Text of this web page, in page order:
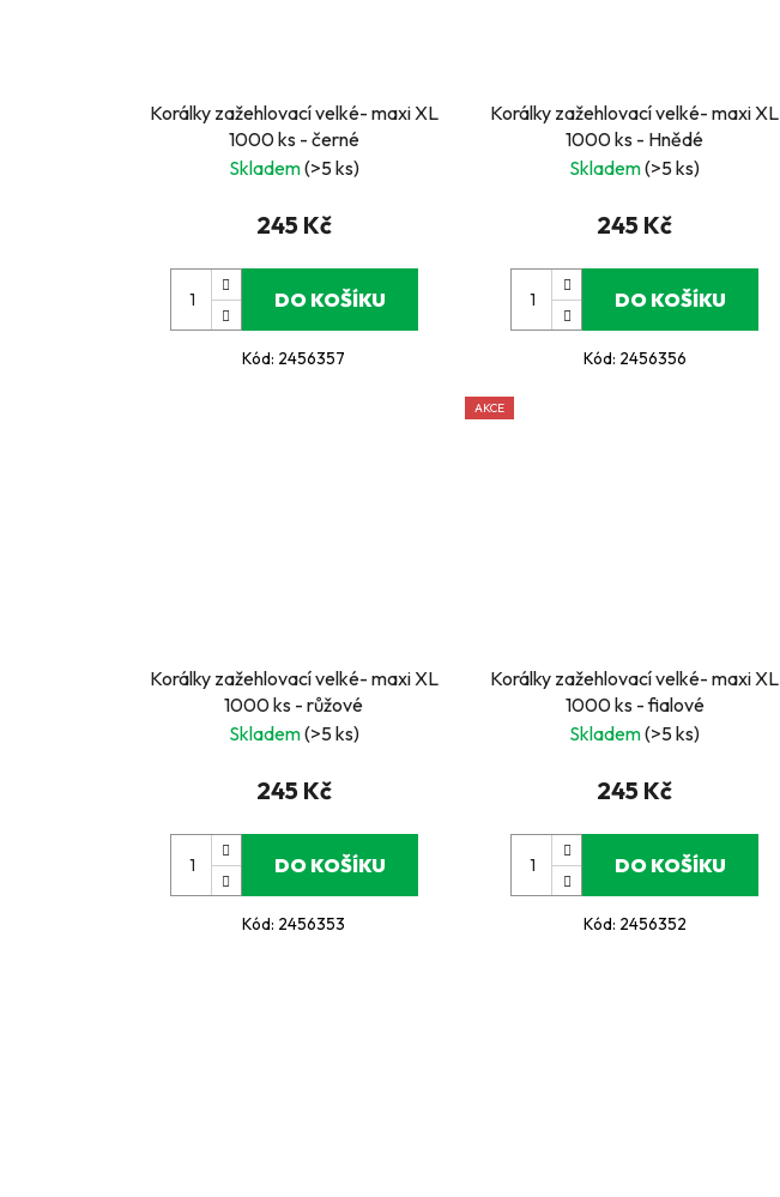
Korálky zažehlovací velké- maxi XL
1000 ks - černé
Skladem(>5 ks)
245 Kč
DO KOŠÍKU
Kód: 2456357
Korálky zažehlovací velké- maxi XL
1000 ks - Hnědé
Skladem(>5 ks)
245 Kč
DO KOŠÍKU
Kód: 2456356
Korálky zažehlovací velké- maxi XL
1000 ks - růžové
Skladem(>5 ks)
245 Kč
DO KOŠÍKU
Kód: 2456353
AKCE
Korálky zažehlovací velké- maxi XL
1000 ks - fialové
Skladem(>5 ks)
245 Kč
DO KOŠÍKU
Kód: 2456352